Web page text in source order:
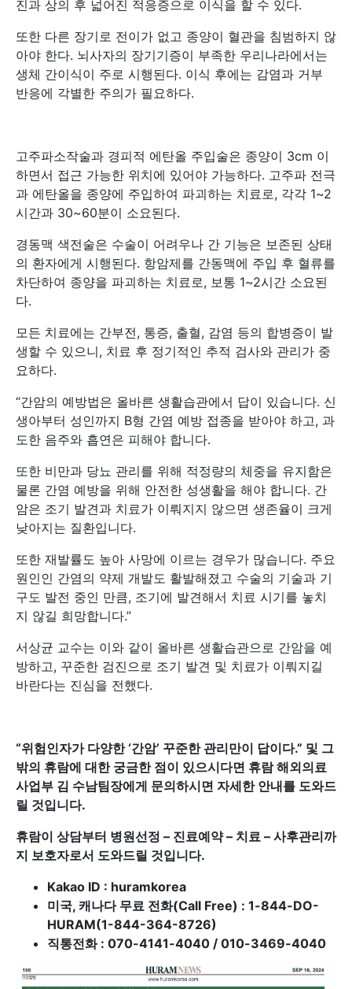
진과 상의 후 넓어진 적응증으로 이식을 할 수 있다.
또한 다른 장기로 전이가 없고 종양이 혈관을 침범하지 않
아야 한다. 뇌사자의 장기기증이 부족한 우리나라에서는
생체 간이식이 주로 시행된다. 이식 후에는 감염과 거부
반응에 각별한 주의가 필요하다.
고주파소작술과 경피적 에탄올 주입술은 종양이 3cm 이
하면서 접근 가능한 위치에 있어야 가능하다. 고주파 전극
과 에탄올을 종양에 주입하여 파괴하는 치료로, 각각 1~2
시간과 30~60분이 소요된다.
경동맥 색전술은 수술이 어려우나 간 기능은 보존된 상태
의 환자에게 시행된다. 항암제를 간동맥에 주입 후 혈류를
차단하여 종양을 파괴하는 치료로, 보통 1~2시간 소요된
다.
모든 치료에는 간부전, 통증, 출혈, 감염 등의 합병증이 발
생할 수 있으니, 치료 후 정기적인 추적 검사와 관리가 중
요하다.
“간암의 예방법은 올바른 생활습관에서 답이 있습니다. 신
생아부터 성인까지 B형 간염 예방 접종을 받아야 하고, 과
도한 음주와 흡연은 피해야 합니다.
또한 비만과 당뇨 관리를 위해 적정량의 체중을 유지함은
물론 간염 예방을 위해 안전한 성생활을 해야 합니다. 간
암은 조기 발견과 치료가 이뤄지지 않으면 생존율이 크게
낮아지는 질환입니다.
또한 재발률도 높아 사망에 이르는 경우가 많습니다. 주요
원인인 간염의 약제 개발도 활발해졌고 수술의 기술과 기
구도 발전 중인 만큼, 조기에 발견해서 치료 시기를 놓치
지 않길 희망합니다.”
서상균 교수는 이와 같이 올바른 생활습관으로 간암을 예
방하고, 꾸준한 검진으로 조기 발견 및 치료가 이뤄지길
바란다는 진심을 전했다.
“위험인자가 다양한 ‘간암’ 꾸준한 관리만이 답이다.” 및 그
밖의 휴람에 대한 궁금한 점이 있으시다면 휴람 해외의료
사업부 김 수남팀장에게 문의하시면 자세한 안내를 도와드
릴 것입니다.
휴람이 상담부터 병원선정 – 진료예약 – 치료 – 사후관리까
지 보호자로서 도와드릴 것입니다.
Kakao ID : huramkorea
미국, 캐나다 무료 전화(Call Free) : 1-844-DO-
HURAM(1-844-364-8726)
직통전화 : 070-4141-4040 / 010-3469-4040